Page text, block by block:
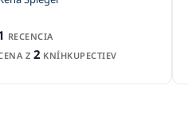
RECENCIA
Z 2 KNÍHKUPECTIEV